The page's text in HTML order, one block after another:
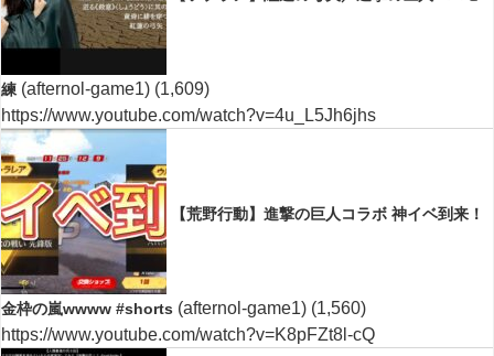
練 (afternol-game1) (1,609)
https://www.youtube.com/watch?v=4u_L5Jh6jhs
【荒野行動】進撃の巨人コラボ 神イベ到来！
金枠の嵐wwww #shorts (afternol-game1) (1,560)
https://www.youtube.com/watch?v=K8pFZt8l-cQ